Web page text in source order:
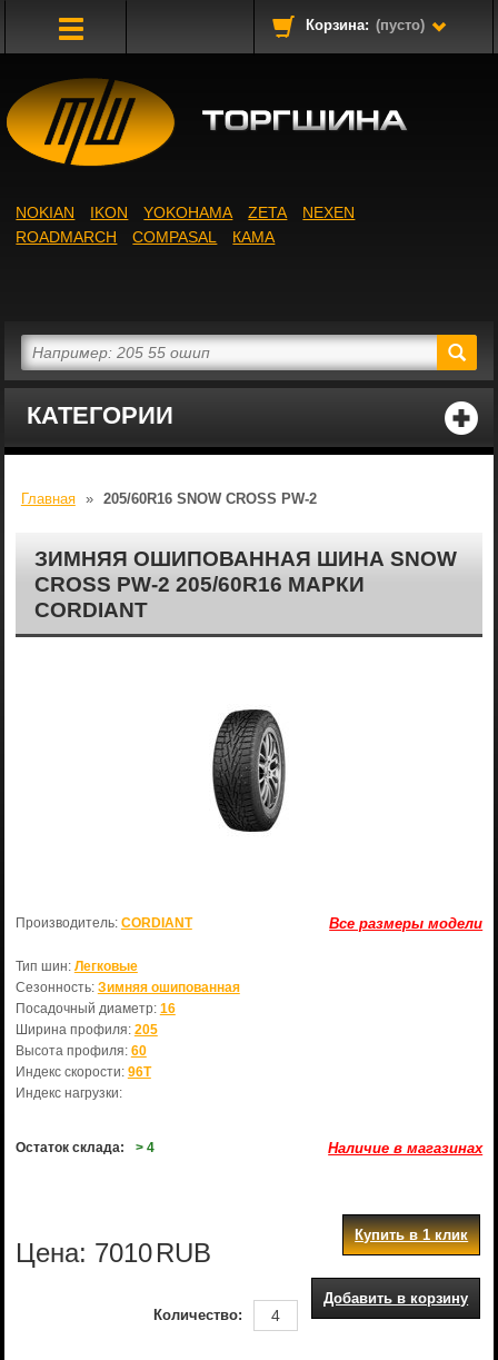
Корзина: (пусто)
КАТЕГОРИИ
NOKIAN IKON YOKOHAMA ZETA
NEXEN
ROADMARCH
COMPASAL КАМА
Главная » 205/60R16 SNOW CROSS PW-2
ЗИМНЯЯ ОШИПОВАННАЯ ШИНА SNOW
CROSS PW-2 205/60R16 МАРКИ
CORDIANT
Все размеры модели
Производитель: CORDIANT
Тип шин: Легковые
Сезонность: Зимняя ошипованная
Посадочный диаметр: 16
Ширина профиля: 205
Высота профиля: 60
Индекс скорости: 96T
Индекс нагрузки:
Остаток склада: > 4 Наличие в магазинах
Цена: 7010RUB
Купить в 1 клик
Добавить в корзину
Количество: